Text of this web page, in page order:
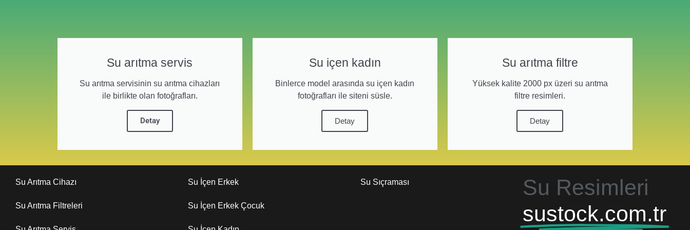
Su arıtma servis
Su arıtma servisinin su arıtma cihazları
ile birlikte olan fotoğrafları.
Detay
Su içen kadın
Binlerce model arasında su içen kadın
fotoğrafları ile siteni süsle.
Detay
Su arıtma filtre
Yüksek kalite 2000 px üzeri su arıtma
filtre resimleri.
Detay
Su Arıtma Cihazı
Su Arıtma Filtreleri
Su İçen Erkek
Su İçen Erkek Çocuk
Su Sıçraması
Su Resimleri
sustock.com.tr